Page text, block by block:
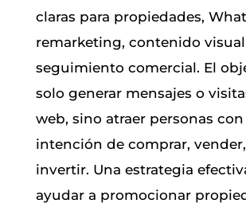
claras para propiedades,
remarketing, contenido
seguimiento comercial. El
solo generar mensajes o
web, sino atraer personas
intención de comprar,
invertir. Una estrategia
ayudar a promocionar